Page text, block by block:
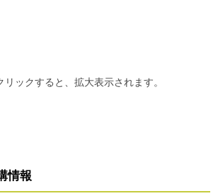
ックすると、拡大表示されます。
情報